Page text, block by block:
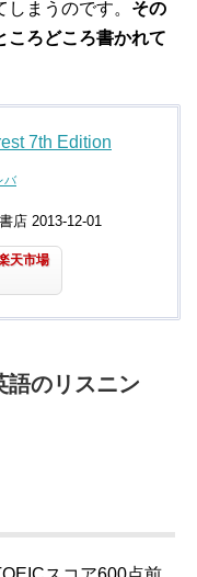
まうのです。 その
ころどころ書かれて
7th Edition
バ
店 2013-12-01
天市場
語のリスニン